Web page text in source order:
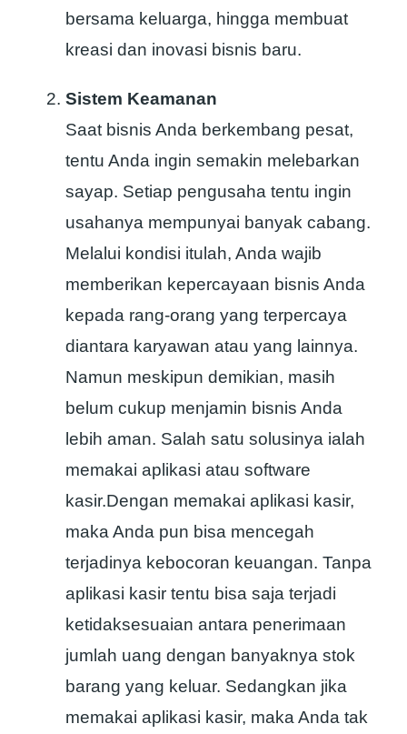
bersama keluarga, hingga membuat
kreasi dan inovasi bisnis baru.
Sistem Keamanan
Saat bisnis Anda berkembang pesat,
tentu Anda ingin semakin melebarkan
sayap. Setiap pengusaha tentu ingin
usahanya mempunyai banyak cabang.
Melalui kondisi itulah, Anda wajib
memberikan kepercayaan bisnis Anda
kepada rang-orang yang terpercaya
diantara karyawan atau yang lainnya.
Namun meskipun demikian, masih
belum cukup menjamin bisnis Anda
lebih aman. Salah satu solusinya ialah
memakai aplikasi atau software
kasir.Dengan memakai aplikasi kasir,
maka Anda pun bisa mencegah
terjadinya kebocoran keuangan. Tanpa
aplikasi kasir tentu bisa saja terjadi
ketidaksesuaian antara penerimaan
jumlah uang dengan banyaknya stok
barang yang keluar. Sedangkan jika
memakai aplikasi kasir, maka Anda tak